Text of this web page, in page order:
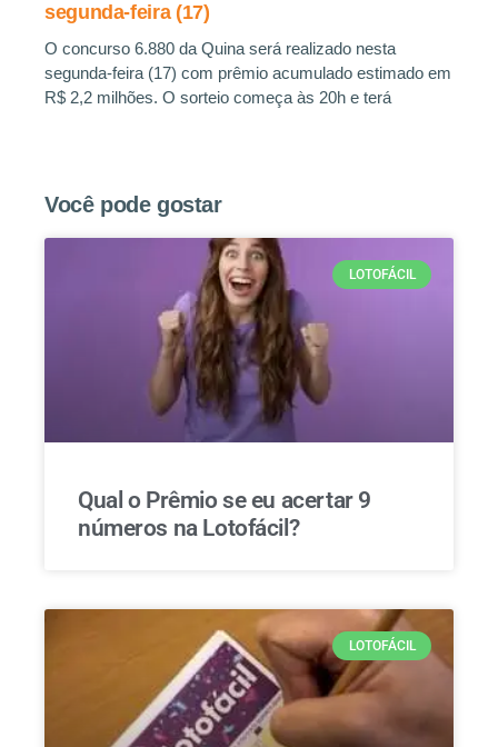
segunda-feira (17)
O concurso 6.880 da Quina será realizado nesta
segunda-feira (17) com prêmio acumulado estimado em
R$ 2,2 milhões. O sorteio começa às 20h e terá
Você pode gostar
LOTOFÁCIL
Qual o Prêmio se eu acertar 9
números na Lotofácil?
LOTOFÁCIL